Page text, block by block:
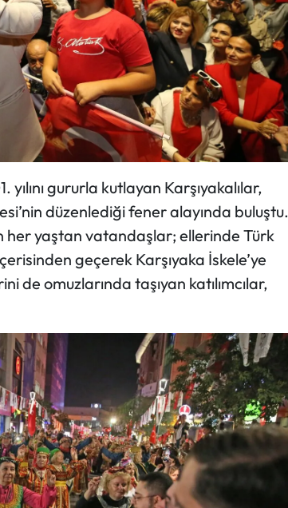
gururla kutlayan Karşıyakalılar,
düzenlediği fener alayında buluştu.
her yaştan vatandaşlar; ellerinde Türk
geçerek Karşıyaka İskele’ye
de omuzlarında taşıyan katılımcılar,